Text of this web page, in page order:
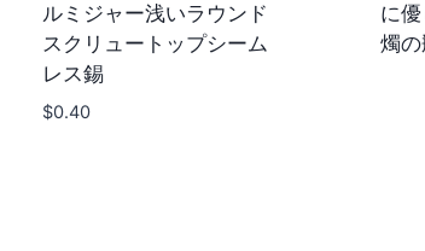
ルミジャー浅いラウンド
スクリュートップシーム
レス錫
$0.40
に
燭